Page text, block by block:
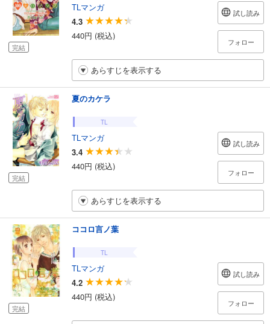
完結
TLマンガ
4.3
440円 (税込)
試し読み
フォロー
あらすじを表示する
完結
夏のカケラ
TL
TLマンガ
3.4
440円 (税込)
試し読み
フォロー
あらすじを表示する
完結
ココロ言ノ葉
TL
TLマンガ
4.2
440円 (税込)
試し読み
フォロー